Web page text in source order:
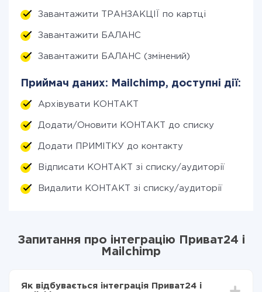
Завантажити ТРАНЗАКЦІЇ по картці
Завантажити БАЛАНС
Завантажити БАЛАНС (змінений)
Приймач даних: Mailchimp, доступні дії:
Архівувати КОНТАКТ
Додати/Оновити КОНТАКТ до списку
Додати ПРИМІТКУ до контакту
Відписати КОНТАКТ зі списку/аудиторії
Видалити КОНТАКТ зі списку/аудиторії
Запитання про інтеграцію Приват24 і
Mailchimp
Як відбувається інтеграція Приват24 і